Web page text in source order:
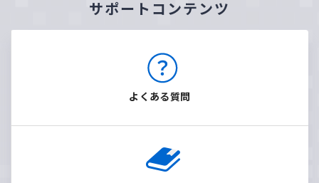
サポートコンテンツ
よくある質問